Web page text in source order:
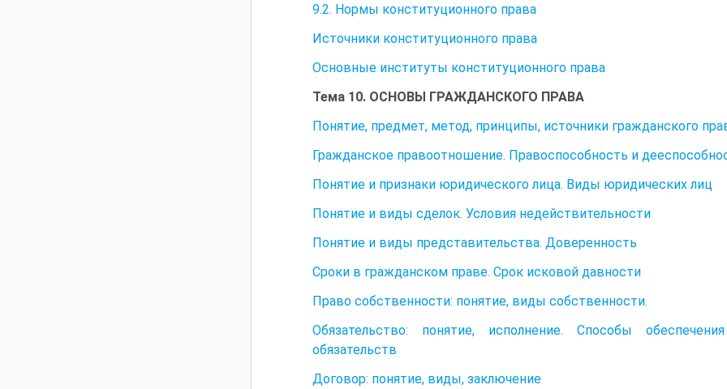
9.2. Нормы конституционного права
Источники конституционного права
Основные институты конституционного права
Тема 10. ОСНОВЫ ГРАЖДАНСКОГО ПРАВА
Понятие, предмет, метод, принципы, источники гражданского
Гражданское правоотношение. Правоспособность и
Понятие и признаки юридического лица. Виды юридических лиц
Понятие и виды сделок. Условия недействительности
Понятие и виды представительства. Доверенность
Сроки в гражданском праве. Срок исковой давности
Право собственности: понятие, виды собственности.
Обязательство: понятие, исполнение. Способы
обязательств
Договор: понятие, виды, заключение